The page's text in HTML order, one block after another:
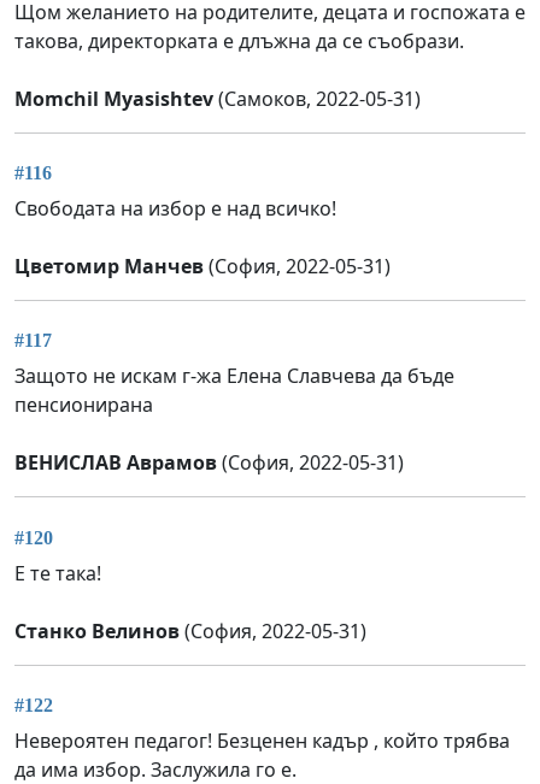
Щом желанието на родителите, децата и госпожата е
такова, директорката е длъжна да се съобрази.
Momchil Myasishtev(Самоков, 2022-05-31)
#116
Свободата на избор е над всичко!
Цветомир Манчев(София, 2022-05-31)
#117
Защото не искам г-жа Елена Славчева да бъде
пенсионирана
ВЕНИСЛАВ Аврамов(София, 2022-05-31)
#120
Е те така!
Станко Велинов(София, 2022-05-31)
#122
Невероятен педагог! Безценен кадър , който трябва
да има избор. Заслужила го е.